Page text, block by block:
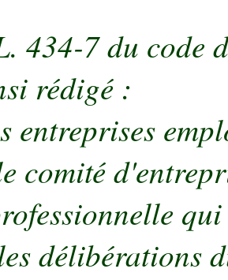
434-7 du code
rédigé :
entreprises
comité
délibérations